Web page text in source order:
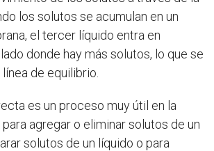
los solutos se acumulan en un
el tercer líquido entra en
donde hay más solutos, lo que se
de equilibrio.
es un proceso muy útil en la
para agregar o eliminar solutos de un
solutos de un líquido o para